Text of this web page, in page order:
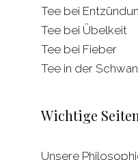
Tee bei
Tee bei Übelkeit
Tee bei Fieber
Tee in der
Wichtige Seiten
Unsere